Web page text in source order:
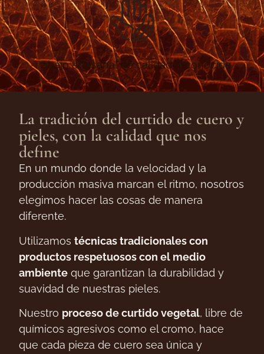
Trabajo artesanal de calidad reconocida
La tradición del curtido de cuero y
pieles, con la calidad que nos
define
En un mundo donde la velocidad y la
producción masiva marcan el ritmo, nosotros
elegimos hacer las cosas de manera
diferente.
Utilizamos técnicas tradicionales con
productos respetuosos con el medio
ambiente que garantizan la durabilidad y
suavidad de nuestras pieles.
Nuestro proceso de curtido vegetal, libre de
químicos agresivos como el cromo, hace
que cada pieza de cuero sea única y